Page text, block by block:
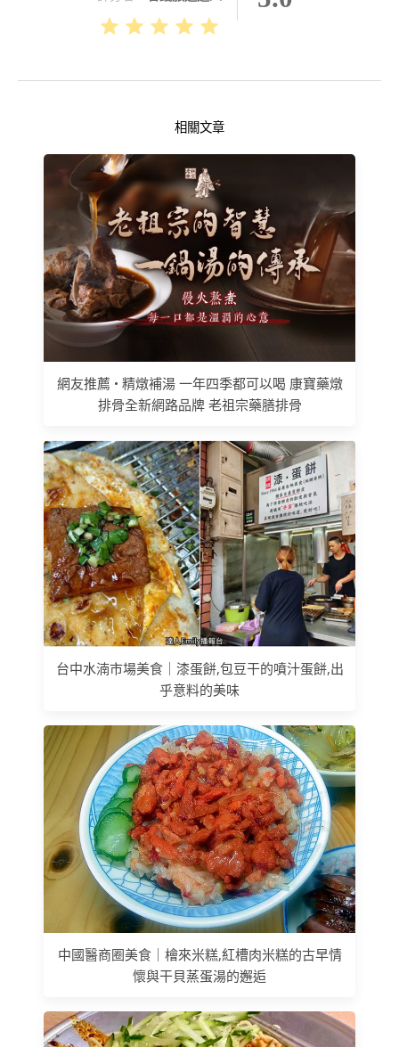
相關文章
網友推薦 • 精燉補湯 一年四季都可以喝 康寶藥燉
排骨全新網路品牌 老祖宗藥膳排骨
台中水湳市場美食｜漆蛋餅,包豆干的噴汁蛋餅,出
乎意料的美味
中國醫商圈美食｜檜來米糕,紅槽肉米糕的古早情
懷與干貝蒸蛋湯的邂逅